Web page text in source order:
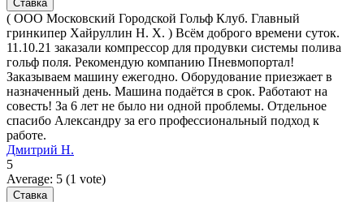
( ООО Московский Городской Гольф Клуб. Главный
гринкипер Хайруллин Н. Х. ) Всём доброго времени суток.
11.10.21 заказали компрессор для продувки системы полива
гольф поля. Рекомендую компанию Пневмопортал!
Заказываем машину ежегодно. Оборудование приезжает в
назначенный день. Машина подаётся в срок. Работают на
совесть! За 6 лет не было ни одной проблемы. Отдельное
спасибо Александру за его профессиональный подход к
работе.
Дмитрий Н.
5
Average: 5 (1 vote)